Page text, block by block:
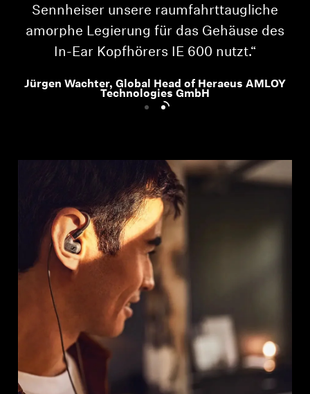
Sennheiser unsere raumfahrttaugliche
amorphe Legierung für das Gehäuse des
In-Ear Kopfhörers IE 600 nutzt.“
Jürgen Wachter, Global Head of Heraeus AMLOY
Technologies GmbH